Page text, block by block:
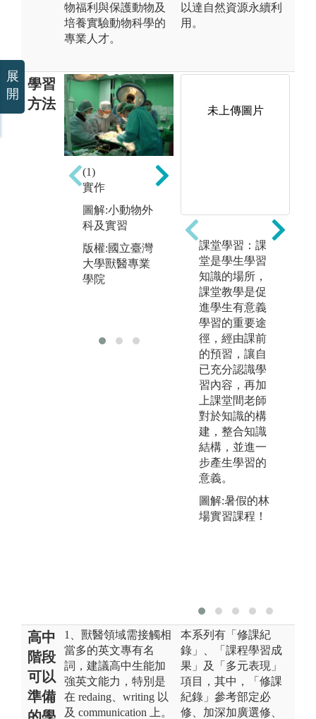
物福利與保護動物及
培養實驗動物科學的
專業人才。
以達自然資源永續利
用。
學習
方法
(1)
實作
圖解:小動物外
科及實習
版權:國立臺灣
大學獸醫專業
學院
察
圖解:組織學實
習
版權:國立臺灣
大學獸醫專業
學院
未上傳圖片
課堂學習：課
堂是學生學習
知識的場所，
課堂教學是促
進學生有意義
學習的重要途
徑，經由課前
的預習，讓自
已充分認識學
習內容，再加
上課堂間老師
對於知識的構
建，整合知識
結構，並進一
步產生學習的
意義。
圖解:暑假的林
場實習課程！
高中
階段
可以
準備
1、獸醫領域需接觸相
當多的英文專有名
詞，建議高中生能加
強英文能力，特別是
在 redaing、writing 以
及 communication 上。
本系列有「修課紀
錄」、「課程學習成
果」及「多元表現」
項目，其中，「修課
紀錄」參考部定必
修、加深加廣選修、
展
開